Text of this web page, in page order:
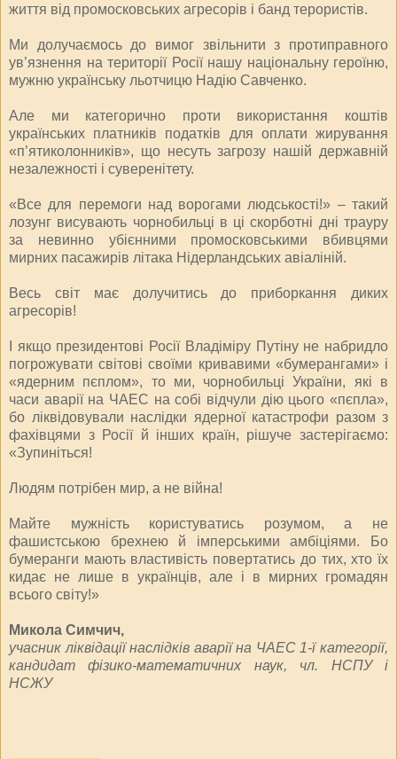
життя від промосковських агресорів і банд терористів.
Ми долучаємось до вимог звільнити з протиправного
ув’язнення на території Росії нашу національну героїню,
мужню українську льотчицю Надію Савченко.
Але ми категорично проти використання коштів
українських платників податків для оплати жирування
«п’ятиколонників», що несуть загрозу нашій державній
незалежності і суверенітету.
«Все для перемоги над ворогами людськості!» – такий
лозунг висувають чорнобильці в ці скорботні дні трауру
за невинно убієнними промосковськими вбивцями
мирних пасажирів літака Нідерландських авіаліній.
Весь світ має долучитись до приборкання диких
агресорів!
І якщо президентові Росії Владіміру Путіну не набридло
погрожувати світові своїми кривавими «бумерангами» і
«ядерним пєплом», то ми, чорнобильці України, які в
часи аварії на ЧАЕС на собі відчули дію цього «пєпла»,
бо ліквідовували наслідки ядерної катастрофи разом з
фахівцями з Росії й інших країн, рішуче застерігаємо:
«Зупиніться!
Людям потрібен мир, а не війна!
Майте мужність користуватись розумом, а не
фашистською брехнею й імперськими амбіціями. Бо
бумеранги мають властивість повертатись до тих, хто їх
кидає не лише в українців, але і в мирних громадян
всього світу!»
Микола Симчич,
учасник ліквідації наслідків аварії на ЧАЕС 1-ї категорії,
кандидат фізико-математичних наук, чл. НСПУ і
НСЖУ